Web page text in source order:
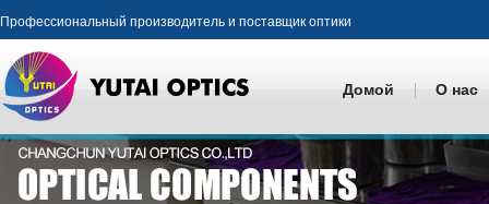
Профессиональный производитель и поставщик оптики
Домой О нас